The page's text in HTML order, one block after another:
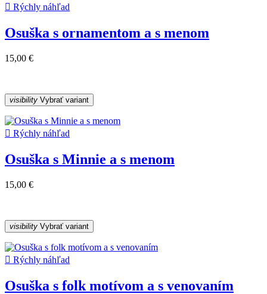
 Rýchly náhľad
Osuška s ornamentom a s menom
15,00 €
visibility Vybrať variant
 Rýchly náhľad
Osuška s Minnie a s menom
15,00 €
visibility Vybrať variant
 Rýchly náhľad
Osuška s folk motívom a s venovaním